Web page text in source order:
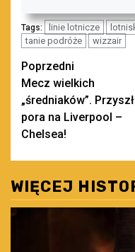
Tags: linie lotnicze
tanie podróże
wizzair
Zobacz
wpisy
Poprzedni
Mecz wielkich
„średniaków”.
pora na Liverpool –
Chelsea!
WIĘCEJ